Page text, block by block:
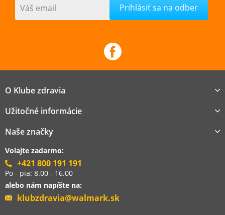
Váš email
O Klube zdravia
Užitočné informácie
Naše značky
Volajte zadarmo:
+421 800 191 191
Po - pia: 8.00 - 16.00
alebo nám napíšte na:
klubzdravia@walmark.sk